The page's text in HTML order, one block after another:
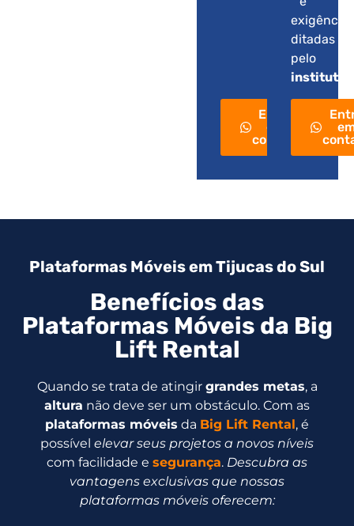
Entre
em
contato
ditadas
pelo
instituto
Plataformas Móveis em Tijucas do Sul
Benefícios das
Plataformas Móveis da Big
Lift Rental
Quando se trata de atingir grandes metas, a
altura não deve ser um obstáculo. Com as
plataformas móveis da Big Lift Rental, é
possível elevar seus projetos a novos níveis
com facilidade e segurança. Descubra as
vantagens exclusivas que nossas
plataformas móveis oferecem: